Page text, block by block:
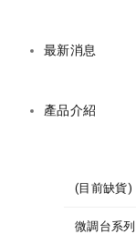
最新消息
產品介紹
(目前缺貨)
微調台系列